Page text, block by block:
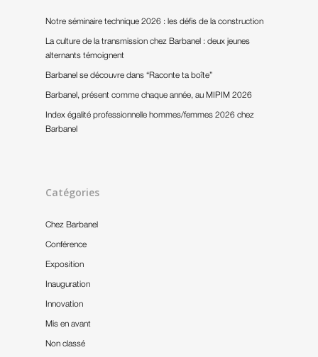
Notre séminaire technique 2026 : les défis de la construction
La culture de la transmission chez Barbanel : deux jeunes
alternants témoignent
Barbanel se découvre dans “Raconte ta boîte”
Barbanel, présent comme chaque année, au MIPIM 2026
Index égalité professionnelle hommes/femmes 2026 chez
Barbanel
Catégories
Chez Barbanel
Conférence
Exposition
Inauguration
Innovation
Mis en avant
Non classé